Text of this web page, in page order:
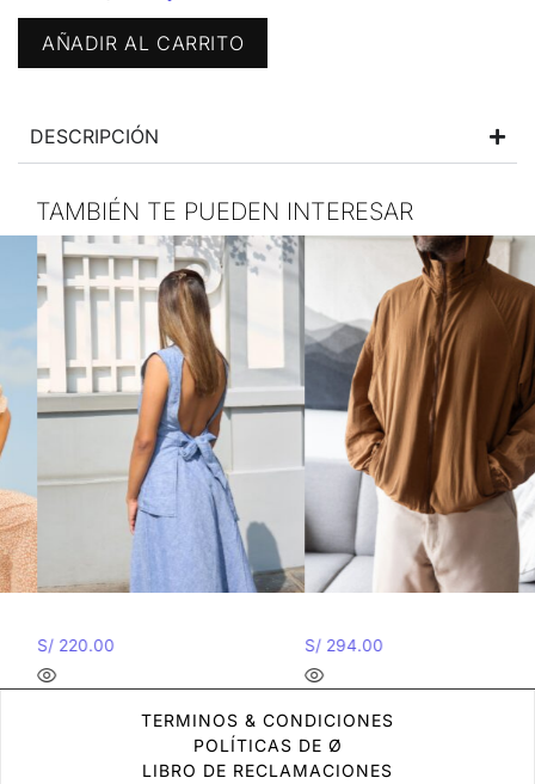
AÑADIR AL CARRITO
DESCRIPCIÓN
TAMBIÉN TE PUEDEN INTERESAR
220.00 294.00
TERMINOS & CONDICIONES
POLÍTICAS DE Ø
LIBRO DE RECLAMACIONES